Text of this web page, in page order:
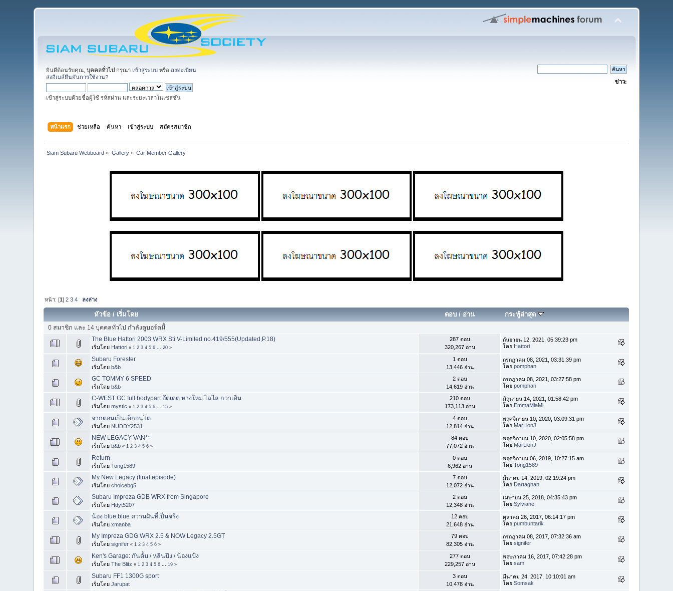
ยินดีต้อนรับคุณ,บุคคลทั่วไป กรุณา เข้าสู่ระบบ หรือ ลงทะเบียน
ส่งอีเมล์ยืนยันการใช้งาน?
เข้าสู่ระบบด้วยชื่อผู้ใช้ รหัสผ่าน และระยะเวลาในเซสชั่น
ข่าว:
หน้าแรก ช่วยเหลือ ค้นหา เข้าสู่ระบบ สมัครสมาชิก
Siam Subaru Webboard » Gallery» Car Member Gallery
หน้า: [1]2 3 4 ลงล่าง
หัวข้อ / เริ่มโดย ตอบ/ อ่าน กระทู้ล่าสุด
0 สมาชิก และ 14 บุคคลทั่วไป กำลังดูบอร์ดนี้
The Blue Hattori 2003 WRX Sti V-Limited no.419/555(Updated,P.18)
เริ่มโดย Hattori « 1 2 3 4 5 6 ...20 »
287 ตอบ
320,267 อ่าน
กันยายน 12, 2021, 05:39:23 pm
โดย Hattori
Subaru Forester
เริ่มโดยb&b
1 ตอบ
13,446 อ่าน
กรกฎาคม 08, 2021, 03:31:39 pm
โดยpomphan
GC TOMMY 6 SPEED
เริ่มโดยb&b
2 ตอบ
14,619 อ่าน
กรกฎาคม 08, 2021, 03:27:58 pm
โดยpomphan
C-WEST GC full bodypart อัตเดต หางใหม่ ไฉไล กว่าเดิม
เริ่มโดยmystic « 1 2 3 4 5 6 15 »
210 ตอบ
173,113 อ่าน
มิถุนายน 14, 2021, 01:58:42 pm
โดย EmmaMiaMi
จากตอนเป็นเด็กจนโต
เริ่มโดย NUDDY2531
4 ตอบ
12,814 อ่าน
พฤศจิกายน 10, 2020, 03:09:31 pm
โดย MarLionJ
NEW LEGACY VAN**
เริ่มโดยb&b « 1 2 3 4 5 6 »
84 ตอบ
77,072 อ่าน
พฤศจิกายน 10, 2020, 02:05:58 pm
โดย MarLionJ
Return
เริ่มโดยTong1589
0 ตอบ
6,962 อ่าน
พฤศจิกายน 06, 2019, 10:27:15 am
โดยTong1589
My New Legacy (final episode)
เริ่มโดยchoicebg5
7 ตอบ
12,072 อ่าน
มีนาคม 14, 2019, 02:19:24 pm
โดย Dartagnan
Subaru Impreza GDB WRX from Singapore
เริ่มโดย Hdyt5207
2 ตอบ
12,348 อ่าน
เมษายน 25, 2018, 04:35:43 pm
โดยSylviane
น้อง blue blue ความฝันที่เป็นจริง
เริ่มโดยxmanba
12 ตอบ
21,648 อ่าน
ตุลาคม 26, 2017, 06:14:17 pm
โดยpumbuntarik
My Impreza GDG WRX 2.5 & NOW Legacy 2.5GT
เริ่มโดยsignifer « 1 2 3 4 5 6 »
79 ตอบ
82,305 อ่าน
กรกฎาคม 08, 2017, 07:32:36 am
โดยsignifer
Ken's Garage: กันดั้ม / หลินปิง / น้องแป้ง
เริ่มโดยThe Blitz « 1 2 3 4 5 6 19 »
277 ตอบ
229,257 อ่าน
พฤษภาคม 16, 2017, 07:42:28 pm
โดยsam
Subaru FF1 1300G sport
เริ่มโดยJarupat
3 ตอบ
10,478 อ่าน
มีนาคม 24, 2017, 10:10:01 am
โดยSomsak